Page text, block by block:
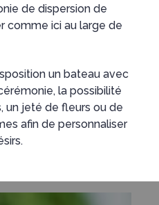
de dispersion de
comme ici au large de
un bateau avec
la possibilité
un jeté de fleurs ou de
afin de personnaliser